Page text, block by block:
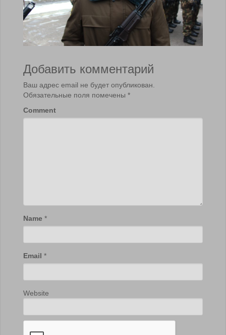
Добавить комментарий
Ваш адрес email не будет опубликован.
Обязательные поля помечены *
Comment
Name *
Email *
Website